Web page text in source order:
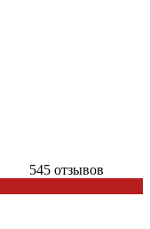
545 отзывов